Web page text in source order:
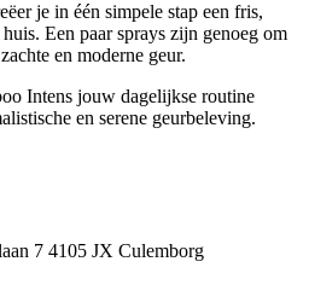
je in één simpele stap een fris,
Een paar sprays zijn genoeg om
en moderne geur.
Intens jouw dagelijkse routine
en serene geurbeleving.
7 4105 JX Culemborg